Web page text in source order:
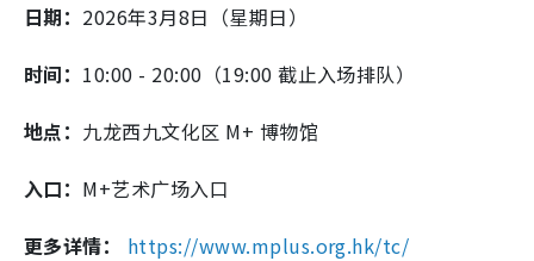
日期： 2026年3月8日（星期日）
时间： 10:00 - 20:00（19:00 截止入场排队）
地点： 九龙西九文化区 M+ 博物馆
入口： M+艺术广场入口
更多详情：
https://www.mplus.org.hk/tc/